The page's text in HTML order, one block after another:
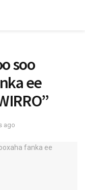
soo
ee
ago